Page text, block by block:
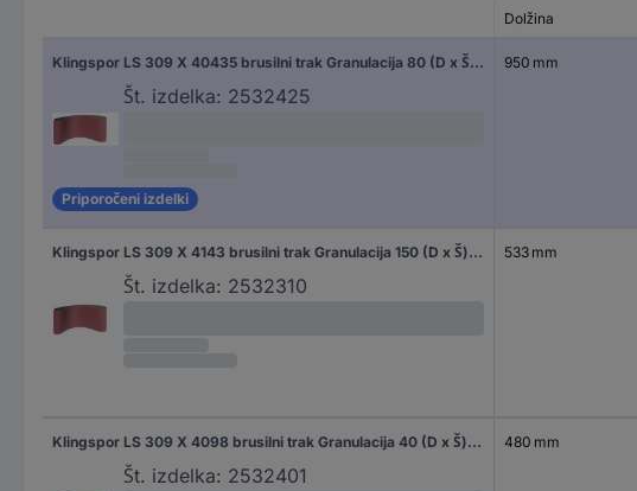
Dolžina
Klingspor LS 309 X 40435 brusilni trak Granulacija 80 (D x Š) 950 mm x 100 mm 10 kos
Št. izdelka: 2532425
Priporočeni izdelki
950 mm
Klingspor LS 309 X 4143 brusilni trak Granulacija 150 (D x Š) 533 mm x 75 mm 10 kos
Št. izdelka: 2532310
533 mm
Klingspor LS 309 X 4098 brusilni trak Granulacija 40 (D x Š) 480 mm x 75 mm 10 kos
Št. izdelka: 2532401
480 mm